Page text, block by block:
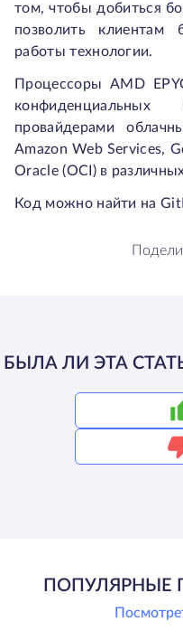
том, чтобы добиться
позволить
работы технологии.
Процессоры AMD
конфиденциальных
провайдерами
Amazon Web Services,
Oracle (OCI) в
Код можно найти на
БЫЛА ЛИ ЭТА
ПОПУЛЯРНЫЕ